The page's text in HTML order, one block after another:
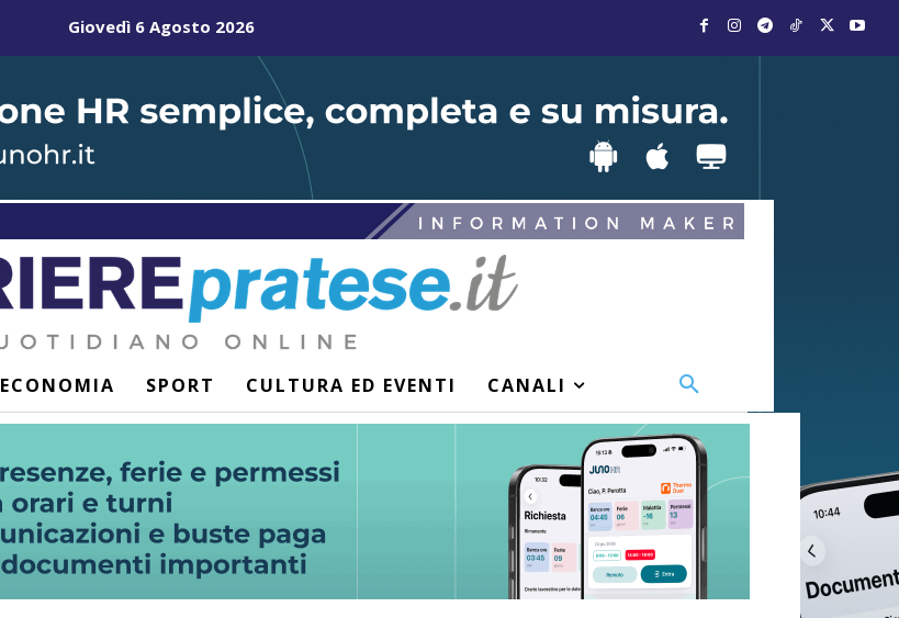
Giovedì 6 Agosto 2026
ECONOMIA SPORT CULTURA ED EVENTI CANALI